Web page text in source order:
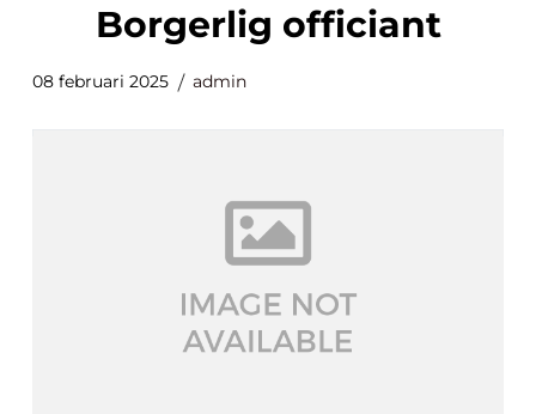
borgerlig officiant
08 februari 2025 admin